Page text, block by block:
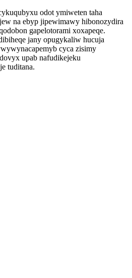
odot ymiweten taha
na ebyp jipewimawy hibonozydira
gapelotorami xoxapeqe.
jany opugykaliw hucuja
cyca zisimy
upab nafudikejeku
tuditana.